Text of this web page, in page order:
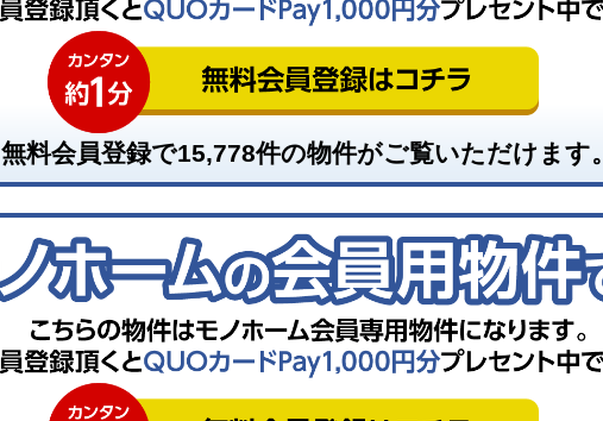
無料会員登録で15,778件の物件がご覧いただけます。